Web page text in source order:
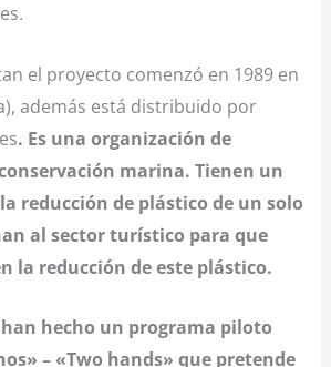
el proyecto comenzó en 1989 en
además está distribuido por
. Es una organización de
marina. Tienen un
reducción de plástico de un solo
al sector turístico para que
la reducción de este plástico.
hecho un programa piloto
– «Two hands» que pretende